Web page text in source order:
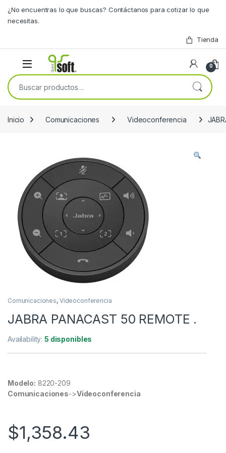
¿No encuentras lo que buscas? Contáctanos para cotizar lo que
necesitas.
Tienda
0
Buscar por:
Inicio Comunicaciones Videoconferencia
Comunicaciones, Videoconferencia
JABRA PANACAST 50 REMOTE .
Availability:5 disponibles
Modelo: 8220-209
Comunicaciones->Videoconferencia
$1,358.43